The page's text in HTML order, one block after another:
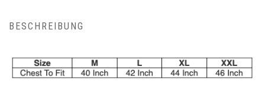
BESCHREIBUNG